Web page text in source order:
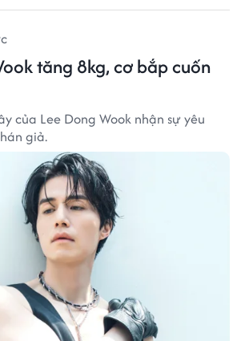
tăng 8kg, cơ bắp cuốn
của Lee Dong Wook nhận sự yêu
giả.